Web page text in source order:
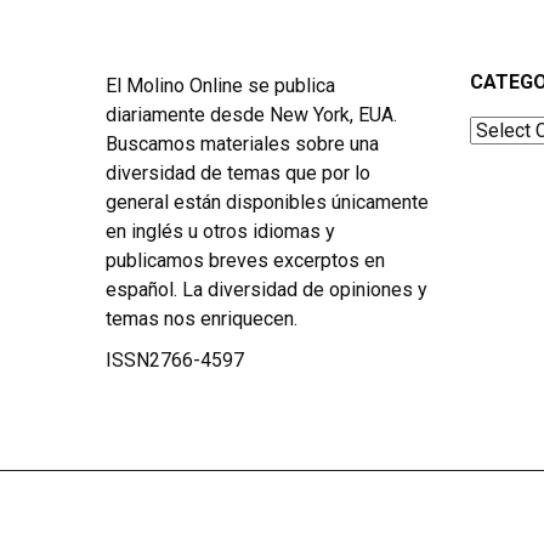
El Molino Online se publica
diariamente desde New York, EUA.
Buscamos materiales sobre una
diversidad de temas que por lo
general están disponibles únicamente
en inglés u otros idiomas y
publicamos breves excerptos en
español. La diversidad de opiniones y
temas nos enriquecen.
ISSN2766-4597